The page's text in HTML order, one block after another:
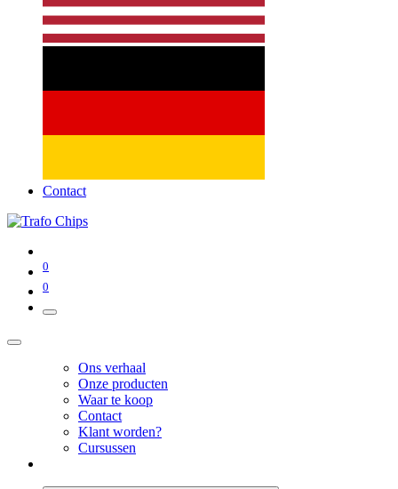
Contact
0
0
Ons verhaal
Onze producten
Waar te koop
Contact
Klant worden?
Cursussen